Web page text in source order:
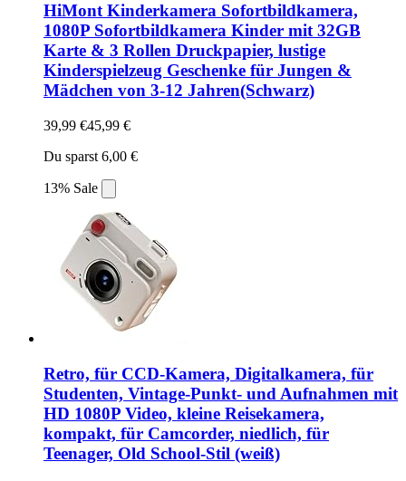
HiMont Kinderkamera Sofortbildkamera,
1080P Sofortbildkamera Kinder mit 32GB
Karte & 3 Rollen Druckpapier, lustige
Kinderspielzeug Geschenke für Jungen &
Mädchen von 3-12 Jahren(Schwarz)
39,99 €45,99 €
Du sparst 6,00 €
13% Sale
Retro, für CCD-Kamera, Digitalkamera, für
Studenten, Vintage-Punkt- und Aufnahmen mit
HD 1080P Video, kleine Reisekamera,
kompakt, für Camcorder, niedlich, für
Teenager, Old School-Stil (weiß)